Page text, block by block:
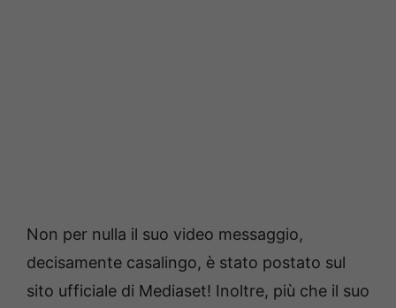
Non per nulla il suo video messaggio,
decisamente casalingo, è stato postato sul
sito ufficiale di Mediaset! Inoltre, più che il suo